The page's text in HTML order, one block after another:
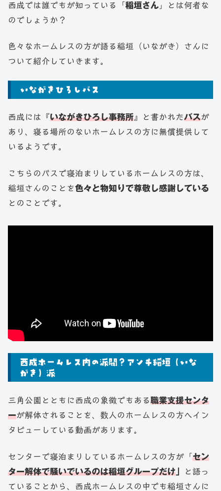
西成では誰でもが知っている「 稲垣さん 」とは何者な
のでしょうか？
色々なホームレスの方が語る稲垣（いながき）さんに
ついて紹介していきます。
いながきひろしバス
西成には『いながきひろし事務所 』と書かれたバスが
あり、寝る場所のないホームレスの方に無償提供して
いるようです。
こちらのバスで寝泊まりしているホームレスの方は、
稲垣さんのことを色々と物知りで尊敬し感謝している
とのことです。
西成ホームレス内の派閥？アンチ稲垣（いな
がき）派
三角公園とともに西成の象徴でもある職業支援センタ
ーが解体されることを、数人のホームレスの方へイン
タビューしている動画があります。
センターで寝泊まりしているホームレスの方が「 セン
ター解体で騒いでいるのは稲垣グループだけ
と語っ
ていることから、西成ホームレスの中でも稲垣さんに